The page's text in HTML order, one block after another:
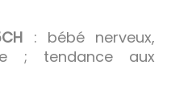
: bébé nerveux,
; tendance aux